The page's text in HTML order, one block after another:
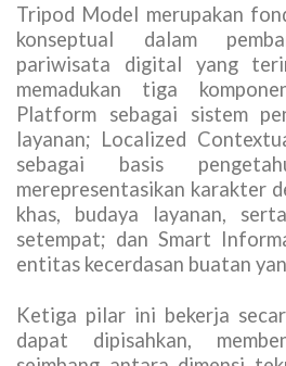
Tripod Model merupakan
konseptual dalam
pariwisata digital yang
memadukan tiga
Platform sebagai sistem
layanan; Localized
sebagai basis
merepresentasikan karakter
khas, budaya layanan,
setempat; dan Smart
entitas kecerdasan buatan
Ketiga pilar ini bekerja
dapat dipisahkan,